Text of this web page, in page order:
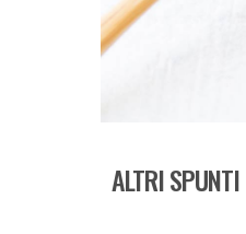
ALTRI SPUNTI